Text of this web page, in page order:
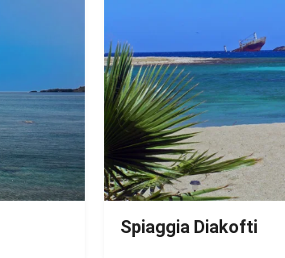
Spiaggia Diakofti